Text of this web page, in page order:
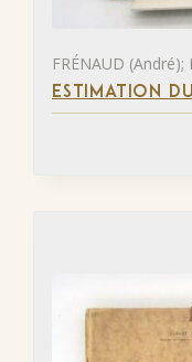
FRÉNAUD (André);
ESTIMATION